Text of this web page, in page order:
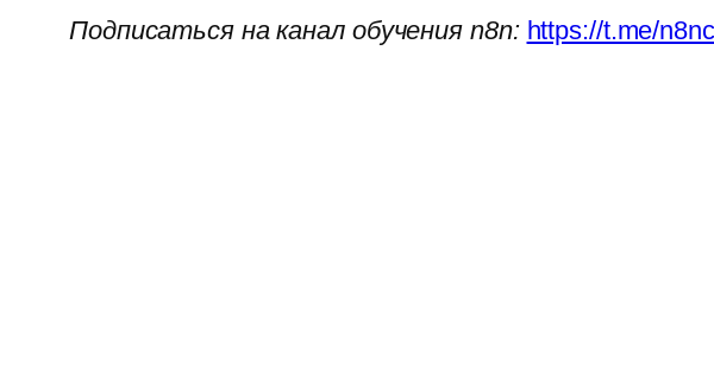
Подписаться на канал обучения n8n: https://t.me/